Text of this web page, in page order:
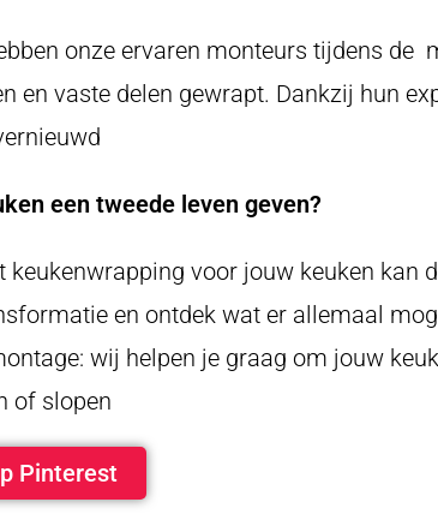
onze ervaren monteurs tijdens de
en vaste delen gewrapt. Dankzij hun
een tweede leven geven?
keukenwrapping voor jouw keuken kan
en ontdek wat er allemaal
wij helpen je graag om jouw
of slopen
Pinterest